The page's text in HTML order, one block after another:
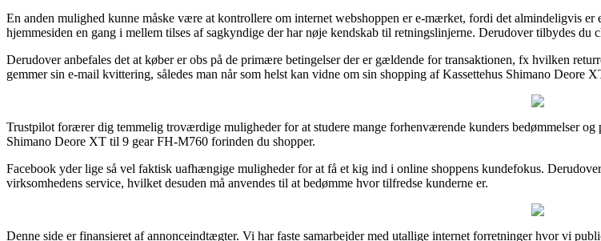
En anden mulighed kunne måske være at kontrollere om internet webshoppen er e-mærket, fordi det almindeligvis
hjemmesiden en gang i mellem tilses af sagkyndige der har nøje kendskab til retningslinjerne. Derudover tilbydes
Derudover anbefales det at køber er obs på de primære betingelser der er gældende for transaktionen, fx hvilken
gemmer sin e-mail kvittering, således man når som helst kan vidne om sin shopping af Kassettehus Shimano
Trustpilot forærer dig temmelig troværdige muligheder for at studere mange forhenværende kunders bedømmelser
Shimano Deore XT til 9 gear FH-M760 forinden du shopper.
Facebook yder lige så vel faktisk uafhængige muligheder for at få et kig ind i online shoppens kundefokus.
virksomhedens service, hvilket desuden må anvendes til at bedømme hvor tilfredse kunderne er.
Denne side er finansieret af annonceindtægter. Vi har faste samarbejder med utallige internet forretninger hvor vi